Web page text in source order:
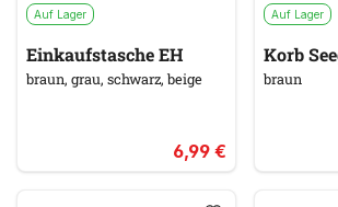
Auf Lager
Einkaufstasche EH
braun, grau, schwarz, beige
6,99 €
Auf Lager
Korb
braun